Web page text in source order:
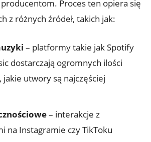
Proces ten opiera się
z różnych źródeł, takich jak:
– platformy takie jak Spotify
dostarczają ogromnych ilości
jakie utwory są najczęściej
– interakcje z
na Instagramie czy TikToku